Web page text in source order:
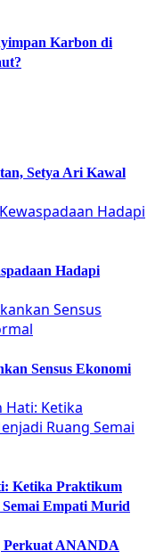
Karbon di
Setya Ari Kawal
Hadapi
Sensus Ekonomi
Ketika Praktikum
Empati Murid
Perkuat ANANDA